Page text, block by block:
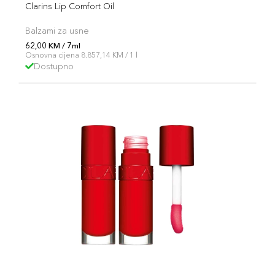
Clarins Lip Comfort Oil
Balzami za usne
62,00 KM / 7ml
Osnovna cijena 8.857,14 KM / 1 l
Dostupno